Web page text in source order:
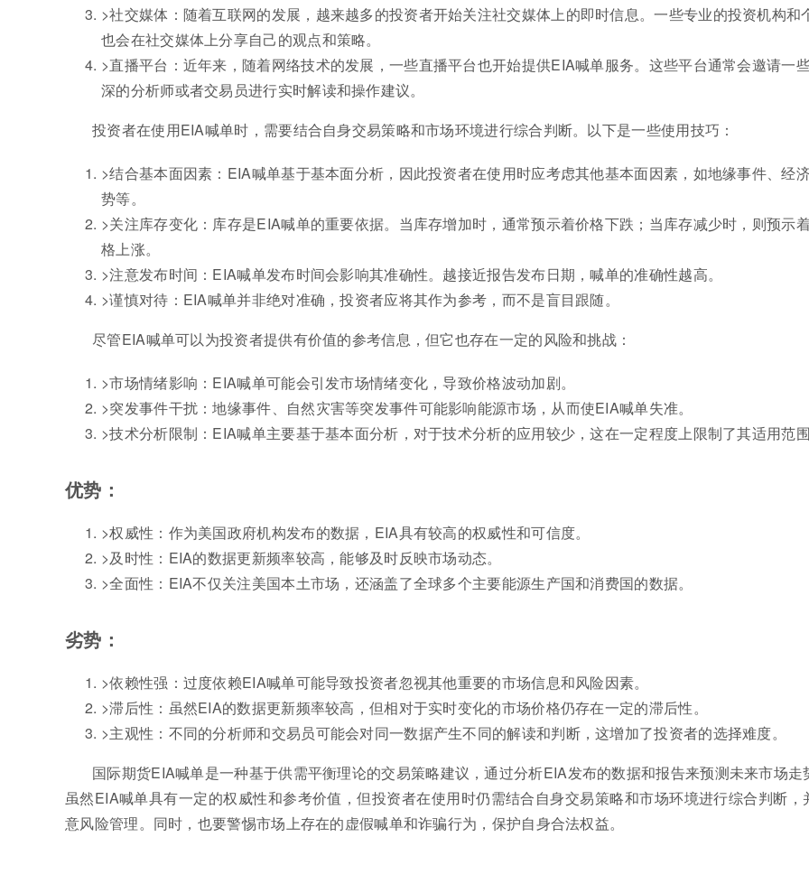
>社交媒体：随着互联网的发展，越来越多的投资者开始关注社交媒体上的即时信息。一些专业的投资机构和
也会在社交媒体上分享自己的观点和策略。
>直播平台：近年来，随着网络技术的发展，一些直播平台也开始提供EIA喊单服务。这些平台通常会邀请一
深的分析师或者交易员进行实时解读和操作建议。
投资者在使用EIA喊单时，需要结合自身交易策略和市场环境进行综合判断。以下是一些使用技巧：
>结合基本面因素：EIA喊单基于基本面分析，因此投资者在使用时应考虑其他基本面因素，如地缘事件、经
势等。
>关注库存变化：库存是EIA喊单的重要依据。当库存增加时，通常预示着价格下跌；当库存减少时，则预示
格上涨。
>注意发布时间：EIA喊单发布时间会影响其准确性。越接近报告发布日期，喊单的准确性越高。
>谨慎对待：EIA喊单并非绝对准确，投资者应将其作为参考，而不是盲目跟随。
尽管EIA喊单可以为投资者提供有价值的参考信息，但它也存在一定的风险和挑战：
>市场情绪影响：EIA喊单可能会引发市场情绪变化，导致价格波动加剧。
>突发事件干扰：地缘事件、自然灾害等突发事件可能影响能源市场，从而使EIA喊单失准。
>技术分析限制：EIA喊单主要基于基本面分析，对于技术分析的应用较少，这在一定程度上限制了其适用范围
优势：
>权威性：作为美国政府机构发布的数据，EIA具有较高的权威性和可信度。
>及时性：EIA的数据更新频率较高，能够及时反映市场动态。
>全面性：EIA不仅关注美国本土市场，还涵盖了全球多个主要能源生产国和消费国的数据。
劣势：
>依赖性强：过度依赖EIA喊单可能导致投资者忽视其他重要的市场信息和风险因素。
>滞后性：虽然EIA的数据更新频率较高，但相对于实时变化的市场价格仍存在一定的滞后性。
>主观性：不同的分析师和交易员可能会对同一数据产生不同的解读和判断，这增加了投资者的选择难度。
国际期货EIA喊单是一种基于供需平衡理论的交易策略建议，通过分析EIA发布的数据和报告来预测未来市场走
虽然EIA喊单具有一定的权威性和参考价值，但投资者在使用时仍需结合自身交易策略和市场环境进行综合判断，
意风险管理。同时，也要警惕市场上存在的虚假喊单和诈骗行为，保护自身合法权益。